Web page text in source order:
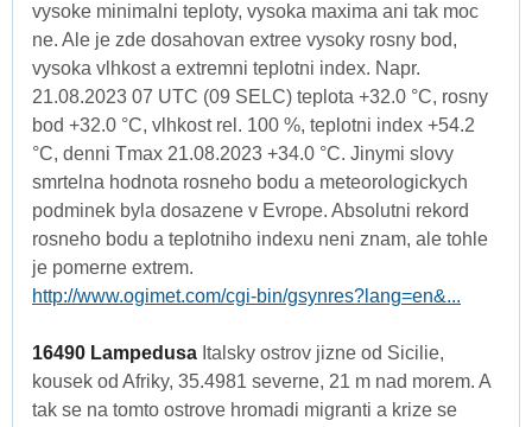
vysoke minimalni teploty, vysoka maxima ani tak moc
ne. Ale je zde dosahovan extree vysoky rosny bod,
vysoka vlhkost a extremni teplotni index. Napr.
21.08.2023 07 UTC (09 SELC) teplota +32.0 °C, rosny
bod +32.0 °C, vlhkost rel. 100 %, teplotni index +54.2
°C, denni Tmax 21.08.2023 +34.0 °C. Jinymi slovy
smrtelna hodnota rosneho bodu a meteorologickych
podminek byla dosazene v Evrope. Absolutni rekord
rosneho bodu a teplotniho indexu neni znam, ale tohle
je pomerne extrem.
http://www.ogimet.com/cgi-bin/gsynres?lang=en&...
16490 Lampedusa Italsky ostrov jizne od Sicilie,
kousek od Afriky, 35.4981 severne, 21 m nad morem. A
tak se na tomto ostrove hromadi migranti a krize se